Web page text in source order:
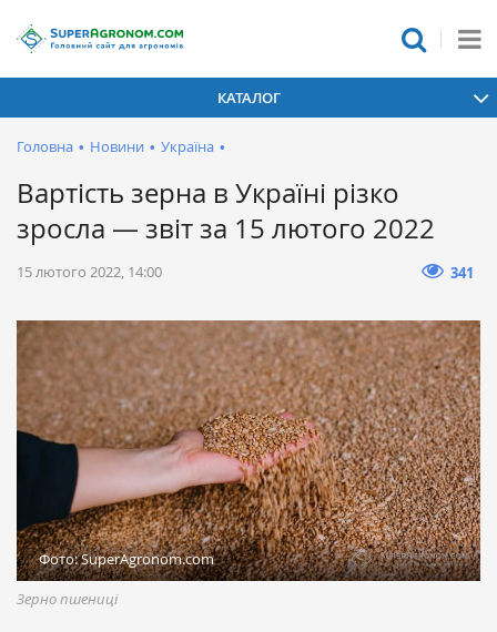
КАТАЛОГ
Головна • Новини • Україна •
Вартість зерна в Україні різко
зросла — звіт за 15 лютого 2022
15 лютого 2022, 14:00 341
Фото: SuperAgronom.com
Зерно пшениці